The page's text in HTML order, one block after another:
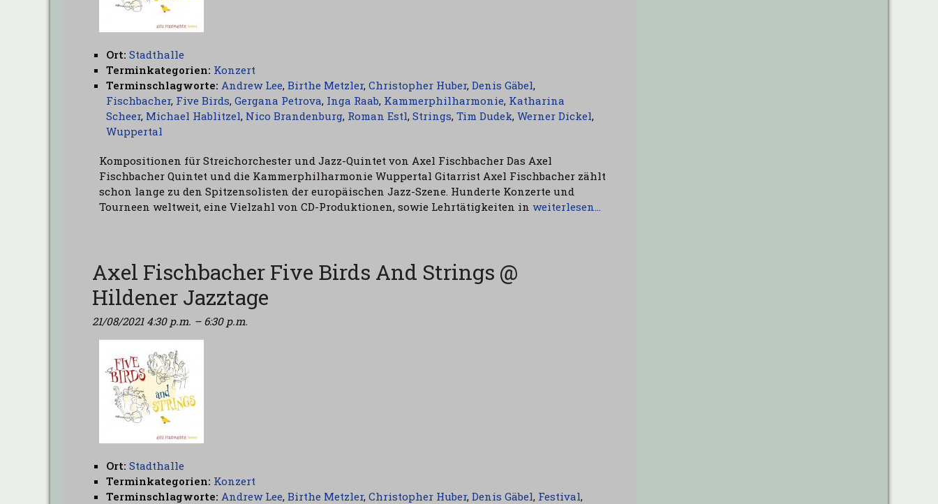
Ort: Stadthalle
Terminkategorien: Konzert
Terminschlagworte: Andrew Lee, Birthe Metzler, Christopher Huber, Denis Gäbel,
Fischbacher, Five Birds, Gergana Petrova, Inga Raab, Kammerphilharmonie, Katharina
Scheer, Michael Hablitzel, Nico Brandenburg, Roman Estl, Strings, Tim Dudek, Werner Dickel,
Wuppertal
Kompositionen für Streichorchester und Jazz-Quintet von Axel Fischbacher Das Axel
Fischbacher Quintet und die Kammerphilharmonie Wuppertal Gitarrist Axel Fischbacher zählt
schon lange zu den Spitzensolisten der europäischen Jazz-Szene. Hunderte Konzerte und
Tourneen weltweit, eine Vielzahl von CD-Produktionen, sowie Lehrtätigkeiten in weiterlesen…
Axel Fischbacher Five Birds And Strings @
Hildener Jazztage
21/08/2021 4:30 p.m. – 6:30 p.m.
Ort: Stadthalle
Terminkategorien: Konzert
Terminschlagworte: Andrew Lee, Birthe Metzler, Christopher Huber, Denis Gäbel, Festival,